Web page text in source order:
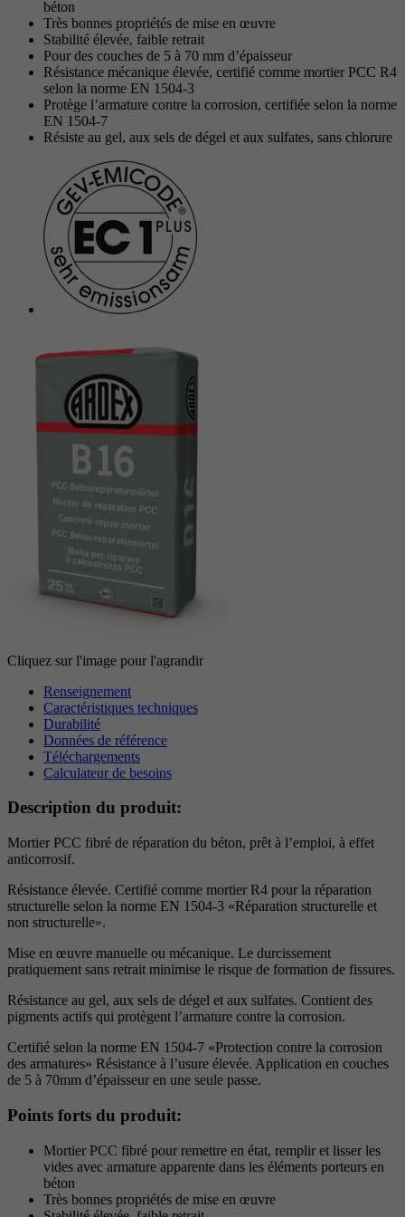
béton
Très bonnes propriétés de mise en œuvre
Stabilité élevée, faible retrait
Pour des couches de 5 à 70 mm d’épaisseur
Résistance mécanique élevée, certifié comme mortier PCC R4
selon la norme EN 1504-3
Protège l’armature contre la corrosion, certifiée selon la norme
EN 1504-7
Résiste au gel, aux sels de dégel et aux sulfates, sans chlorure
Cliquez sur l'image pour l'agrandir
Renseignement
Caractéristiques techniques
Durabilité
Données de référence
Téléchargements
Calculateur de besoins
Description du produit:
Mortier PCC fibré de réparation du béton, prêt à l’emploi, à effet
anticorrosif.
Résistance élevée. Certifié comme mortier R4 pour la réparation
structurelle selon la norme EN 1504-3 «Réparation structurelle et
non structurelle».
Mise en œuvre manuelle ou mécanique. Le durcissement
pratiquement sans retrait minimise le risque de formation de fissures.
Résistance au gel, aux sels de dégel et aux sulfates. Contient des
pigments actifs qui protègent l’armature contre la corrosion.
Certifié selon la norme EN 1504-7 «Protection contre la corrosion
des armatures» Résistance à l’usure élevée. Application en couches
de 5 à 70mm d’épaisseur en une seule passe.
Points forts du produit:
Mortier PCC fibré pour remettre en état, remplir et lisser les
vides avec armature apparente dans les éléments porteurs en
béton
Très bonnes propriétés de mise en œuvre
Période 1 An
Objectif Définit les paramètres des groupes de cookies.
Nom __cf_bm
Prestataire .myfonts.net
Période 30 minutes
Objectif
Sert de licence pour l’utilisation d’une police
de myfonts.net.
Prestataire Google reCAPTCHA
Période 6 Monate
Objectif
reCAPTCHA setzt ein notwendiges Cookie
(_GRECAPTCHA), wenn es zum Zweck der
Risikoanalyse ausgeführt wird.
Nom _gat
Prestataire
Objectif
Cookie Google pour contrôler la gestion
avancée des scripts et des événements.
Objectif Google Maps Karte für die Außendienstsuche